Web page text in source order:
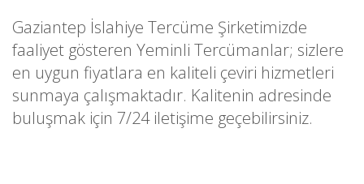
Gaziantep İslahiye Tercüme Şirketimizde
faaliyet gösteren Yeminli Tercümanlar; sizlere
en uygun fiyatlara en kaliteli çeviri hizmetleri
sunmaya çalışmaktadır. Kalitenin adresinde
buluşmak için 7/24 iletişime geçebilirsiniz.